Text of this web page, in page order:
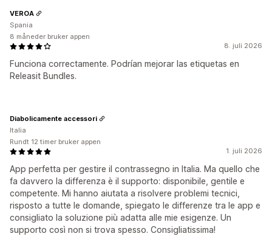
8. juli 2026
Funciona correctamente. Podrían mejorar las etiquetas en
Releasit Bundles.
VEROA
Spania
8 måneder bruker appen
1. juli 2026
App perfetta per gestire il contrassegno in Italia. Ma quello che
fa davvero la differenza è il supporto: disponibile, gentile e
competente. Mi hanno aiutata a risolvere problemi tecnici,
risposto a tutte le domande, spiegato le differenze tra le app e
consigliato la soluzione più adatta alle mie esigenze. Un
supporto così non si trova spesso. Consigliatissima!
Diabolicamente accessori
Italia
Rundt 12 timer bruker appen